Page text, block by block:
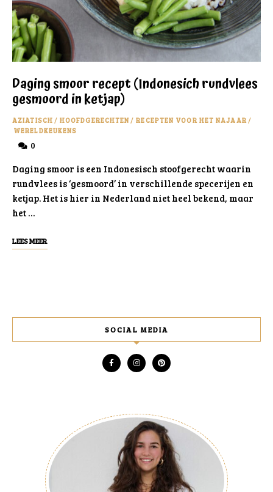
Daging smoor recept (Indonesich rundvlees
gesmoord in ketjap)
AZIATISCH / HOOFDGERECHTEN/ RECEPTEN VOOR HET NAJAAR/
WERELDKEUKENS
0
Daging smoor is een Indonesisch stoofgerecht waarin
rundvlees is ‘gesmoord’ in verschillende specerijen en
ketjap. Het is hier in Nederland niet heel bekend, maar
het …
LEES MEER
SOCIAL MEDIA